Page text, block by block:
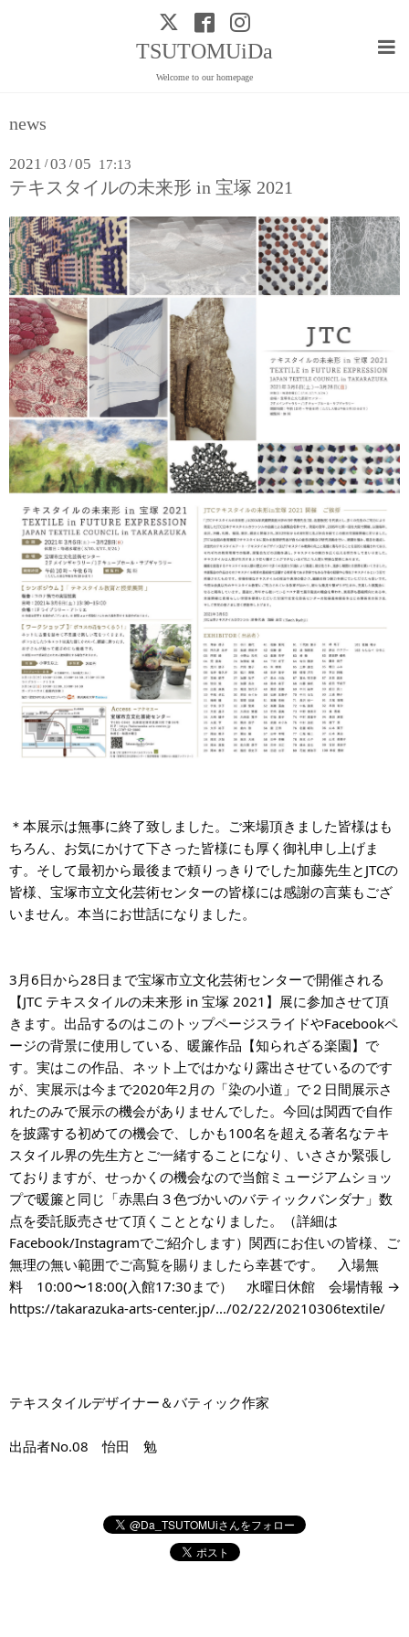
TSUTOMUiDa
Welcome to our homepage
news
2021 /03 /05 17:13
テキスタイルの未来形 in 宝塚 2021
＊本展示は無事に終了致しました。ご来場頂きました皆様はも
ちろん、お気にかけて下さった皆様にも厚く御礼申し上げま
す。そして最初から最後まで頼りっきりでした加藤先生とJTCの
皆様、宝塚市立文化芸術センターの皆様には感謝の言葉もござ
いません。本当にお世話になりました。
3月6日から28日まで宝塚市立文化芸術センターで開催される
【JTC テキスタイルの未来形 in 宝塚 2021】展に参加させて頂
きます。出品するのはこのトップページスライドやFacebookペ
ージの背景に使用している、暖簾作品【知られざる楽園】で
す。実はこの作品、ネット上ではかなり露出させているのです
が、実展示は今まで2020年2月の「染の小道」で２日間展示さ
れたのみで展示の機会がありませんでした。今回は関西で自作
を披露する初めての機会で、しかも100名を超える著名なテキ
スタイル界の先生方とご一緒することになり、いささか緊張し
ておりますが、せっかくの機会なので当館ミュージアムショッ
プで暖簾と同じ「赤黒白３色づかいのバティックバンダナ」数
点を委託販売させて頂くこととなりました。（詳細は
Facebook/Instagramでご紹介します）関西にお住いの皆様、ご
無理の無い範囲でご高覧を賜りましたら幸甚です。　入場無
https://takarazuka-arts-center.jp/.../02/22/20210306textile/
テキスタイルデザイナー＆バティック作家
出品者No.08　怡田　勉